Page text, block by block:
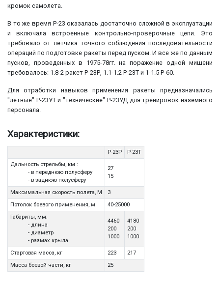
кромок самолета.
В то же время Р-23 оказалась достаточно сложной в эксплуатации
и включала встроенные контрольно-проверочные цепи. Это
требовало от летчика точного соблюдения последовательности
операций по подготовке ракеты перед пуском. И все же по данным
пусков, проведенных в 1975-78гг. на поражение одной мишени
требовалось: 1.8-2 ракет Р-23Р, 1.1-1.2 Р-23Т и 1-1.5 Р-60.
Для отработки навыков применения ракеты предназначались
"летные" Р-23УТ и "технические" Р-23УД для тренировок наземного
персонала.
Характеристики:
Р-23Р
Р-23Т
Дальность стрельбы, км :
- в переднюю полусферу
- в заднюю полусферу
27
15
Максимальная скорость полета, М
3
Потолок боевого применения, м
40-25000
Габариты, мм:
- длина
- диаметр
- размах крыла
4460
200
1000
4180
200
1000
Стартовая масса, кг 223
217
Масса боевой части, кг
25